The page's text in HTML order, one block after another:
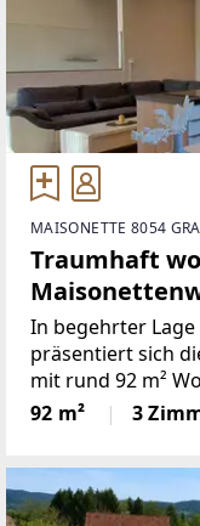
MAISONETTE 8054
Traumhaft
Terrasse in
In begehrter
präsentiert sich
mit rund 92 m²
anspruchsvolle
einer sehr
92 m² 3